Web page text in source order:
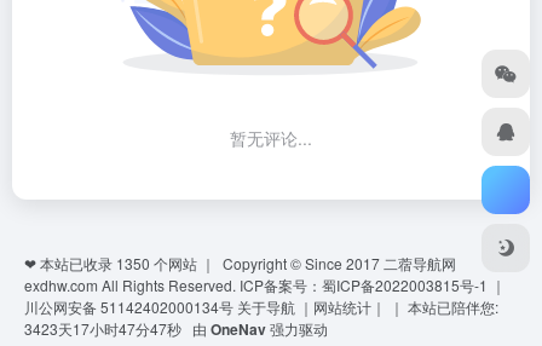
暂无评论...
❤ 本站已收录 1350 个网站 ｜ Copyright © Since 2017 二蓿导航网
exdhw.com All Rights Reserved. ICP备案号：蜀ICP备2022003815号-1 ｜
川公网安备 51142402000134号 关于导航 ｜ 网站统计 ｜ ｜ 本站已陪伴您:
3423天17小时47分47秒 由 OneNav强力驱动